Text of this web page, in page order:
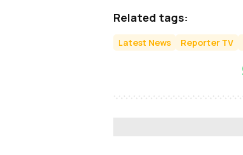
Related tags:
Latest News Reporter TV